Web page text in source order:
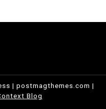
| postmagthemes.com |
Blog